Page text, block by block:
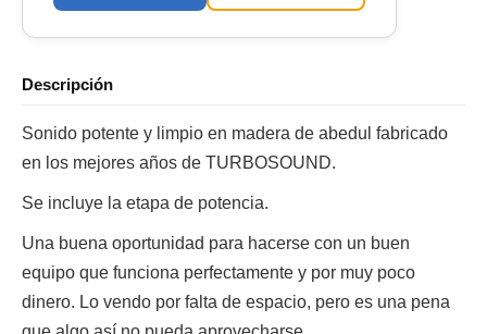
Descripción
Sonido potente y limpio en madera de abedul fabricado
en los mejores años de TURBOSOUND.
Se incluye la etapa de potencia.
Una buena oportunidad para hacerse con un buen
equipo que funciona perfectamente y por muy poco
dinero. Lo vendo por falta de espacio, pero es una pena